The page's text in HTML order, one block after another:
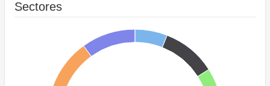
Sectores